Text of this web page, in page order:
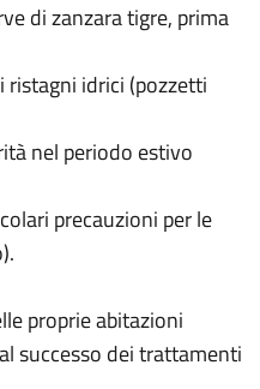
di zanzara tigre, prima
idrici (pozzetti
nel periodo estivo
precauzioni per le
proprie abitazioni
successo dei trattamenti